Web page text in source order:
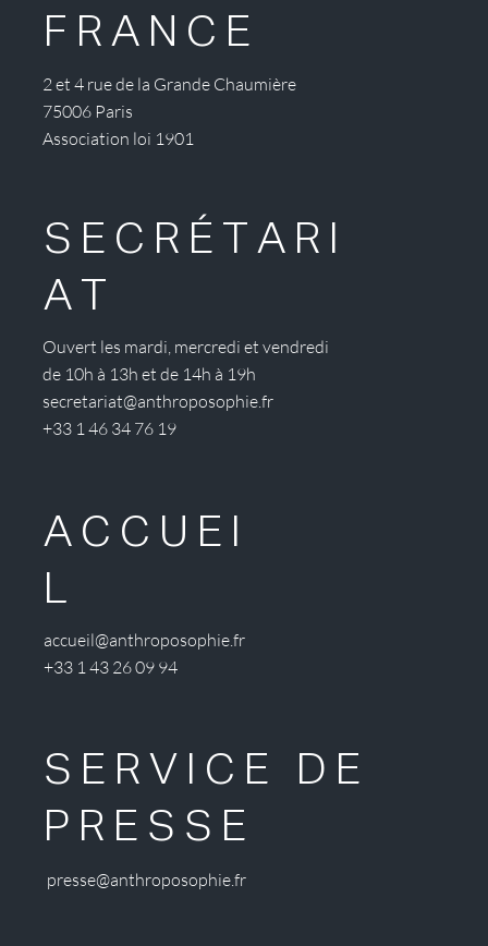
FRANCE
2 et 4 rue de la Grande Chaumière
75006 Paris
Association loi 1901
SECRÉTARI
AT
Ouvert les mardi, mercredi et vendredi
de 10h à 13h et de 14h à 19h
secretariat@anthroposophie.fr
+33 1 46 34 76 19
ACCUEI
L
accueil@anthroposophie.fr
+33 1 43 26 09 94
SERVICE DE
PRESSE
presse@anthroposophie.fr